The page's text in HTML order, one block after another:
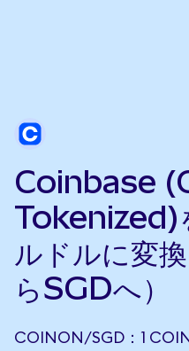
Coinbase
Tokenized)
ルドルに変
らSGDへ）
COINON/SGD：1